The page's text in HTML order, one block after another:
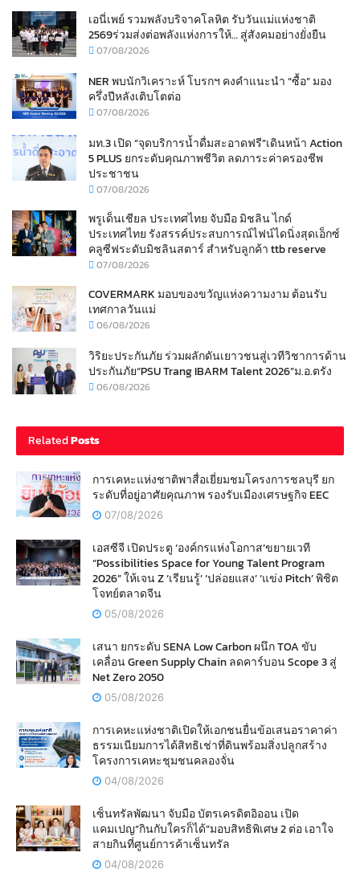
เอนี่เพย์ รวมพลังบริจาคโลหิต รับวันแม่แห่งชาติ
2569ร่วมส่งต่อพลังแห่งการให้… สู่สังคมอย่างยั่งยืน
07/08/2026
NER พบนักวิเคราะห์ โบรกฯ คงคำแนะนำ “ซื้อ” มอง
ครึ่งปีหลังเติบโตต่อ
07/08/2026
มท.3 เปิด “จุดบริการน้ำดื่มสะอาดฟรี”เดินหน้า Action
5 PLUS ยกระดับคุณภาพชีวิต ลดภาระค่าครองชีพ
ประชาชน
07/08/2026
พรูเด็นเชียล ประเทศไทย จับมือ มิชลิน ไกด์
ประเทศไทย รังสรรค์ประสบการณ์ไฟน์ไดนิ่งสุดเอ็กซ์
คลูซีฟระดับมิชลินสตาร์ สำหรับลูกค้า ttb reserve
07/08/2026
COVERMARK มอบของขวัญแห่งความงาม ต้อนรับ
เทศกาลวันแม่
06/08/2026
วิริยะประกันภัย ร่วมผลักดันเยาวชนสู่เวทีวิชาการด้าน
ประกันภัย“PSU Trang IBARM Talent 2026”ม.อ.ตรัง
06/08/2026
RelatedPosts
การเคหะแห่งชาติพาสื่อเยี่ยมชมโครงการชลบุรี ยก
ระดับที่อยู่อาศัยคุณภาพ รองรับเมืองเศรษฐกิจ EEC
07/08/2026
เอสซีจี เปิดประตู ‘องค์กรแห่งโอกาส’ขยายเวที
“Possibilities Space for Young Talent Program
2026” ให้เจน Z ‘เรียนรู้’ ‘ปล่อยแสง’ ‘แข่ง Pitch’ พิชิต
โจทย์ตลาดจีน
05/08/2026
เสนา ยกระดับ SENA Low Carbon ผนึก TOA ขับ
เคลื่อน Green Supply Chain ลดคาร์บอน Scope 3 สู่
Net Zero 2050
05/08/2026
การเคหะแห่งชาติเปิดให้เอกชนยื่นข้อเสนอราคาค่า
ธรรมเนียมการได้สิทธิเช่าที่ดินพร้อมสิ่งปลูกสร้าง
โครงการเคหะชุมชนคลองจั่น
04/08/2026
เซ็นทรัลพัฒนา จับมือ บัตรเครดิตอิออน เปิด
แคมเปญ“กินกับใครก็ได้”มอบสิทธิพิเศษ 2 ต่อ เอาใจ
สายกินที่ศูนย์การค้าเซ็นทรัล
04/08/2026